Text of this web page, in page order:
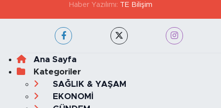
Haber Yazılımı: TE Bilişim
Ana Sayfa
Kategoriler
SAĞLIK & YAŞAM
EKONOMİ